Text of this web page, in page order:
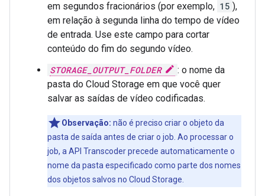
em segundos fracionários (por exemplo, 15 ),
em relação à segunda linha do tempo de vídeo
de entrada. Use este campo para cortar
conteúdo do fim do segundo vídeo.
STORAGE_OUTPUT_FOLDER
: o nome da
pasta do Cloud Storage em que você quer
salvar as saídas de vídeo codificadas.
Observação: não é preciso criar o objeto da
pasta de saída antes de criar o job. Ao processar o
job, a API Transcoder precede automaticamente o
nome da pasta especificado como parte dos nomes
dos objetos salvos no Cloud Storage.